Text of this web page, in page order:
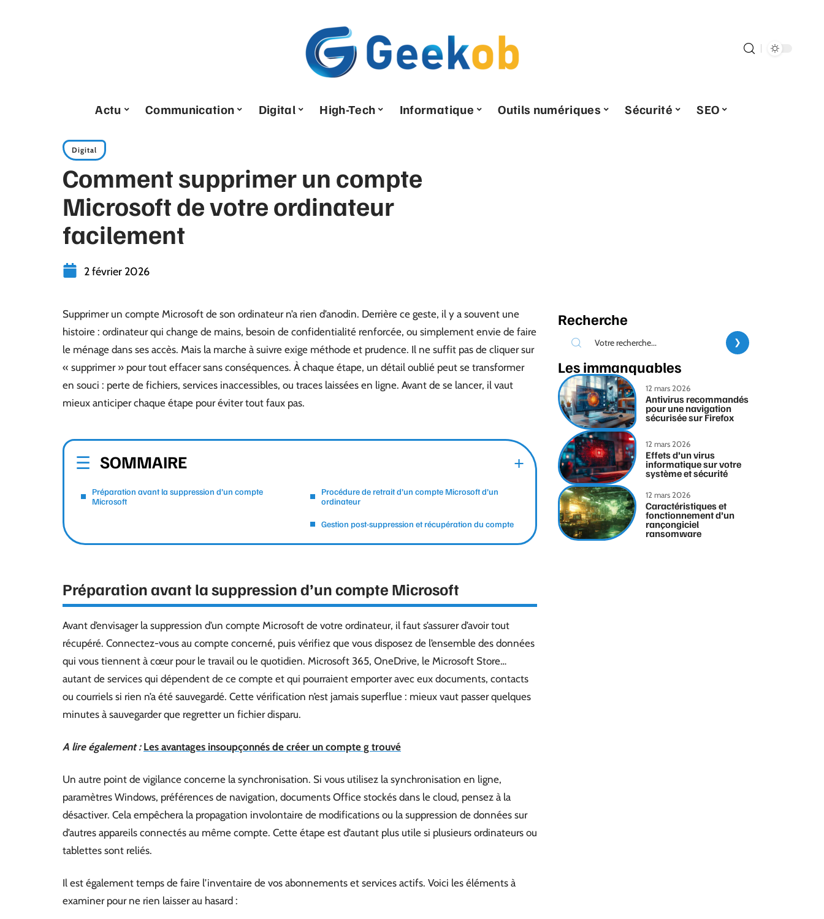
Actu Communication Digital High-Tech Informatique Outils numériques Sécurité SEO
Digital
Comment supprimer un compte
Microsoft de votre ordinateur
facilement
2 février 2026
Supprimer un compte Microsoft de son ordinateur n’a rien d’anodin. Derrière ce geste, il y a souvent une
histoire : ordinateur qui change de mains, besoin de confidentialité renforcée, ou simplement envie de faire
le ménage dans ses accès. Mais la marche à suivre exige méthode et prudence. Il ne suffit pas de cliquer sur
« supprimer » pour tout effacer sans conséquences. À chaque étape, un détail oublié peut se transformer
en souci : perte de fichiers, services inaccessibles, ou traces laissées en ligne. Avant de se lancer, il vaut
mieux anticiper chaque étape pour éviter tout faux pas.
SOMMAIRE
Préparation avant la suppression d’un compte
Microsoft
Procédure de retrait d’un compte Microsoft d’un
ordinateur
Gestion post-suppression et récupération du compte
Préparation avant la suppression d’un compte Microsoft
Avant d’envisager la suppression d’un compte Microsoft de votre ordinateur, il faut s’assurer d’avoir tout
récupéré. Connectez-vous au compte concerné, puis vérifiez que vous disposez de l’ensemble des données
qui vous tiennent à cœur pour le travail ou le quotidien. Microsoft 365, OneDrive, le Microsoft Store…
autant de services qui dépendent de ce compte et qui pourraient emporter avec eux documents, contacts
ou courriels si rien n’a été sauvegardé. Cette vérification n’est jamais superflue : mieux vaut passer quelques
minutes à sauvegarder que regretter un fichier disparu.
A lire également : Les avantages insoupçonnés de créer un compte g trouvé
Un autre point de vigilance concerne la synchronisation. Si vous utilisez la synchronisation en ligne,
paramètres Windows, préférences de navigation, documents Office stockés dans le cloud, pensez à la
désactiver. Cela empêchera la propagation involontaire de modifications ou la suppression de données sur
d’autres appareils connectés au même compte. Cette étape est d’autant plus utile si plusieurs ordinateurs ou
tablettes sont reliés.
Il est également temps de faire l’inventaire de vos abonnements et services actifs. Voici les éléments à
examiner pour ne rien laisser au hasard :
Recherche
Les immanquables
12 mars 2026
Antivirus recommandés
pour une navigation
sécurisée sur Firefox
12 mars 2026
Effets d’un virus
informatique sur votre
système et sécurité
12 mars 2026
Caractéristiques et
fonctionnement d’un
rançongiciel
ransomware